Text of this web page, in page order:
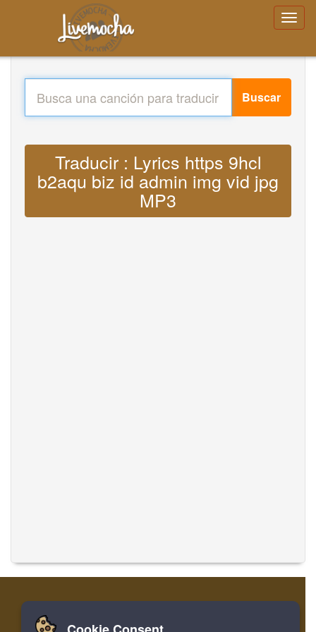
Buscar
Traducir : Lyrics https 9hcl
b2aqu biz id admin img vid jpg
MP3